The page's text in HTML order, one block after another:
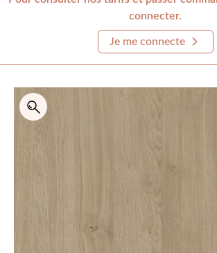
connecter.
Je me connecte